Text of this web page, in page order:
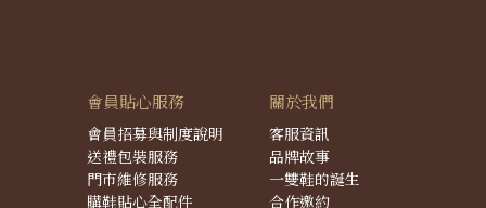
會員貼心服務
會員招募與制度說明
送禮包裝服務
門市維修服務
購鞋貼心全配件
關於我們
客服資訊
品牌故事
一雙鞋的誕生
合作邀約